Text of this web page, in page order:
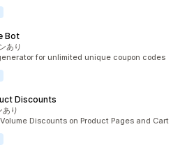
Bot
あり
for unlimited unique coupon codes
Discounts
あり
Discounts on Product Pages and Cart